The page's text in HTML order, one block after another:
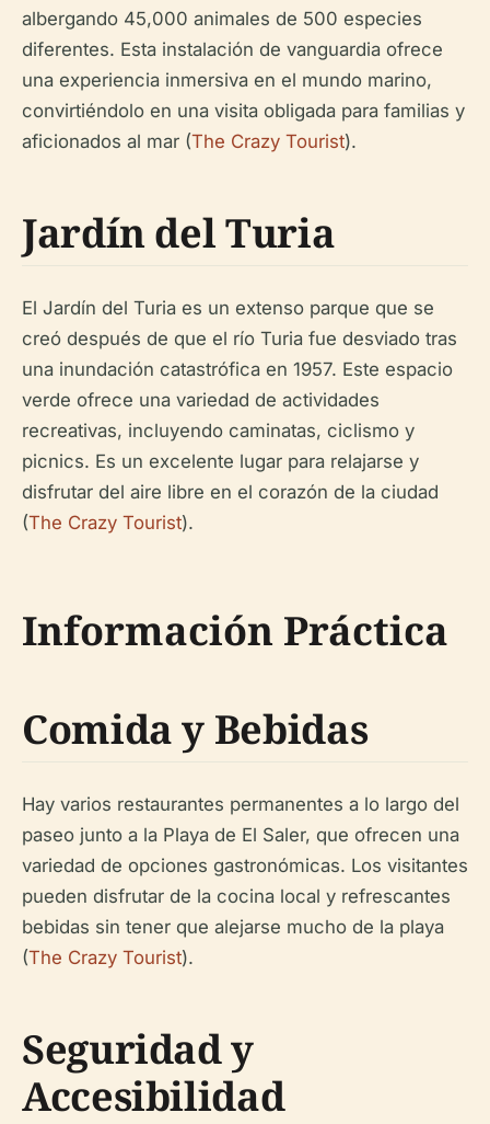
albergando 45,000 animales de 500 especies
diferentes. Esta instalación de vanguardia ofrece
una experiencia inmersiva en el mundo marino,
convirtiéndolo en una visita obligada para familias y
aficionados al mar (The Crazy Tourist).
Jardín del Turia
El Jardín del Turia es un extenso parque que se
creó después de que el río Turia fue desviado tras
una inundación catastrófica en 1957. Este espacio
verde ofrece una variedad de actividades
recreativas, incluyendo caminatas, ciclismo y
picnics. Es un excelente lugar para relajarse y
disfrutar del aire libre en el corazón de la ciudad
(The Crazy Tourist).
Información Práctica
Comida y Bebidas
Hay varios restaurantes permanentes a lo largo del
paseo junto a la Playa de El Saler, que ofrecen una
variedad de opciones gastronómicas. Los visitantes
pueden disfrutar de la cocina local y refrescantes
bebidas sin tener que alejarse mucho de la playa
(The Crazy Tourist).
Seguridad y
Accesibilidad